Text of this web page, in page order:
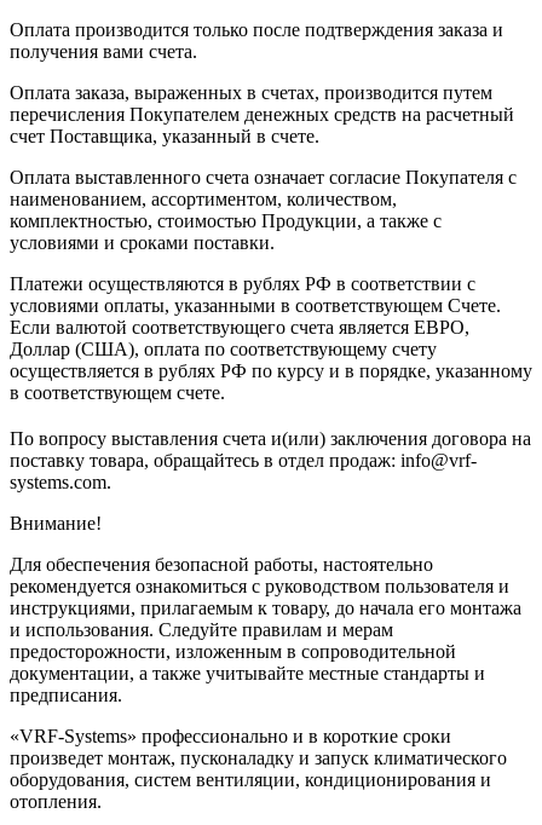
Оплата производится только после подтверждения заказа и
получения вами счета.
Оплата заказа, выраженных в счетах, производится путем
перечисления Покупателем денежных средств на расчетный
счет Поставщика, указанный в счете.
Оплата выставленного счета означает согласие Покупателя с
наименованием, ассортиментом, количеством,
комплектностью, стоимостью Продукции, а также с
условиями и сроками поставки.
Платежи осуществляются в рублях РФ в соответствии с
условиями оплаты, указанными в соответствующем Счете.
Если валютой соответствующего счета является ЕВРО,
Доллар (США), оплата по соответствующему cчету
осуществляется в рублях РФ по курсу и в порядке, указанному
в соответствующем cчете.
По вопросу выставления счета и(или) заключения договора на
поставку товара, обращайтесь в отдел продаж: info@vrf-
systems.com.
Внимание!
Для обеспечения безопасной работы, настоятельно
рекомендуется ознакомиться с руководством пользователя и
инструкциями, прилагаемым к товару, до начала его монтажа
и использования. Следуйте правилам и мерам
предосторожности, изложенным в сопроводительной
документации, а также учитывайте местные стандарты и
предписания.
«VRF-Systems» профессионально и в короткие сроки
произведет монтаж, пусконаладку и запуск климатического
оборудования, систем вентиляции, кондиционирования и
отопления.